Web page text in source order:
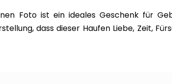
Foto ist ein ideales Geschenk für
dass dieser Haufen Liebe, Zeit,